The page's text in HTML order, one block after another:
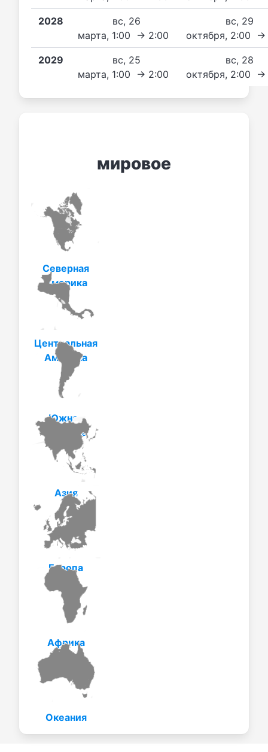
2028
вс, 26
марта, 1:00 → 2:00
вс, 29
октября, 2:00
2029
вс, 25
марта, 1:00 → 2:00
вс, 28
октября, 2:00
мировое
Северная
Америка
Центральная
Америка
Южная
Америка
Азия
Европа
Африка
Океания